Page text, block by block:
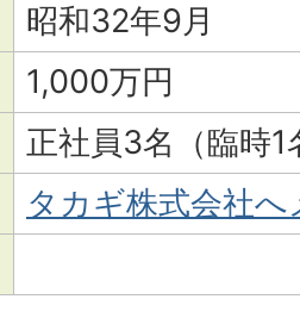
昭和32年9月
1,000万円
正社員3名（臨時1
タカギ株式会社